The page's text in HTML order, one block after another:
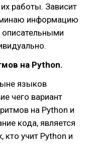
работы. Зависит
информацию
описательными
на Python.
языков
чего вариант
на Python и
кода, является
учит Python и